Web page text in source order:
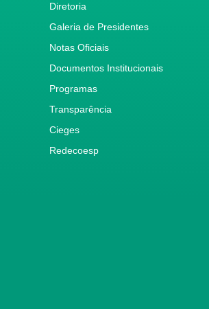
Diretoria
Galeria de Presidentes
Notas Oficiais
Documentos Institucionais
Programas
Transparência
Cieges
Redecoesp